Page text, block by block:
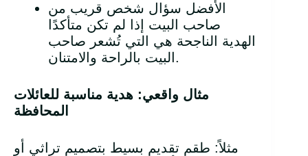
الأفضل سؤال شخص قريب من
صاحب البيت إذا لم تكن متأكدًا
الهدية الناجحة هي التي تُشعر صاحب
البيت بالراحة والامتنان.
مثال واقعي: هدية مناسبة للعائلات
المحافظة
مثلاً: طقم تقديم بسيط بتصميم تراثي أو